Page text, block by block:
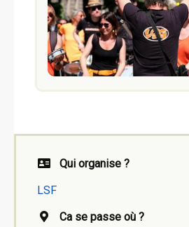
Qui organise ?
LSF
Ca se passe où ?